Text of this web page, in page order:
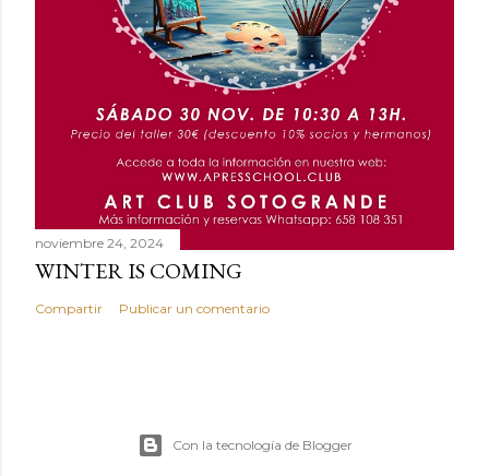
noviembre 24, 2024
WINTER IS COMING
Compartir Publicar un comentario
Con la tecnología de Blogger